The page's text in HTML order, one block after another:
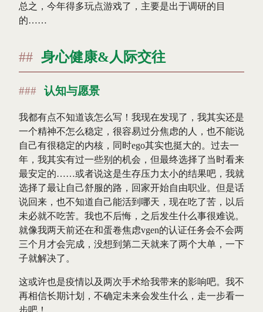
总之，今年得多玩点游戏了，主要是出于调研的目
的……
身心健康&人际交往
认知与愿景
我都有点不知道该怎么写！我现在发现了，我其实还是
一个精神不怎么稳定，很容易过分焦虑的人，也不能说
自己有很稳定的内核，同时ego其实也挺大的。过去一
年，我其实有过一些别的机会，但最终选择了当时看来
最安定的……或者说这是生存压力太小的结果吧，我就
选择了最让自己舒服的路，回家开始自由职业。但是话
说回来，也不知道自己能活到哪天，现在吃了苦，以后
未必就不吃苦。我也不后悔，之后发生什么事很难说。
就像我两天前还在和蛋卷焦虑vgen的认证任务会不会两
三个月才会完成，没想到第二天就来了两个大单，一下
子就解决了。
这或许也是疫情以及两次手术给我带来的影响吧。我不
再相信长期计划，不确定未来会发生什么，走一步看一